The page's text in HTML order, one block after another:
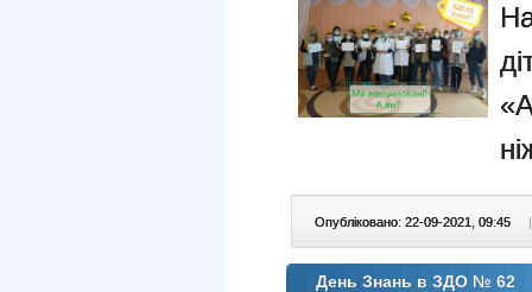
Опубліковано: 22-09-2021, 09:45 |
День Знань в ЗДО № 62